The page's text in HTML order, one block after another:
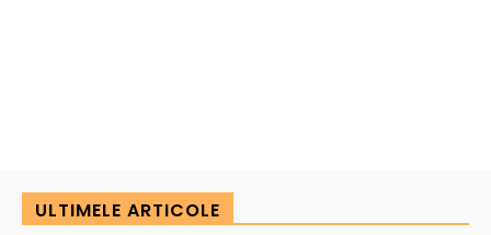
ULTIMELE ARTICOLE